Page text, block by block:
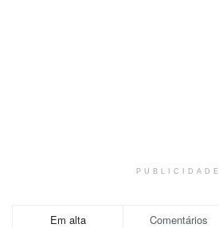
PUBLICIDADE
Em alta Comentários